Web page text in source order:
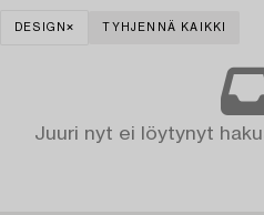
DESIGN TYHJENNÄ KAIKKI
Juuri nyt ei löytynyt